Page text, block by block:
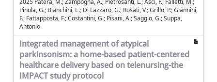
2025 Patera, M.; Zampogna, A.; Pietrosanti, L.; Asci, F.; Falletti, M.;
Pinola, G.; Bianchini, E.; Di Lazzaro, G.; Rosati, V.; Grillo, P.; Giannini,
F.; Fattapposta, F.; Costantini, G.; Pisani, A.; Saggio, G.; Suppa,
Antonio
Integrated management of atypical
parkinsonism: a home-based patient-centered
healthcare delivery based on telenursing-the
IMPACT study protocol